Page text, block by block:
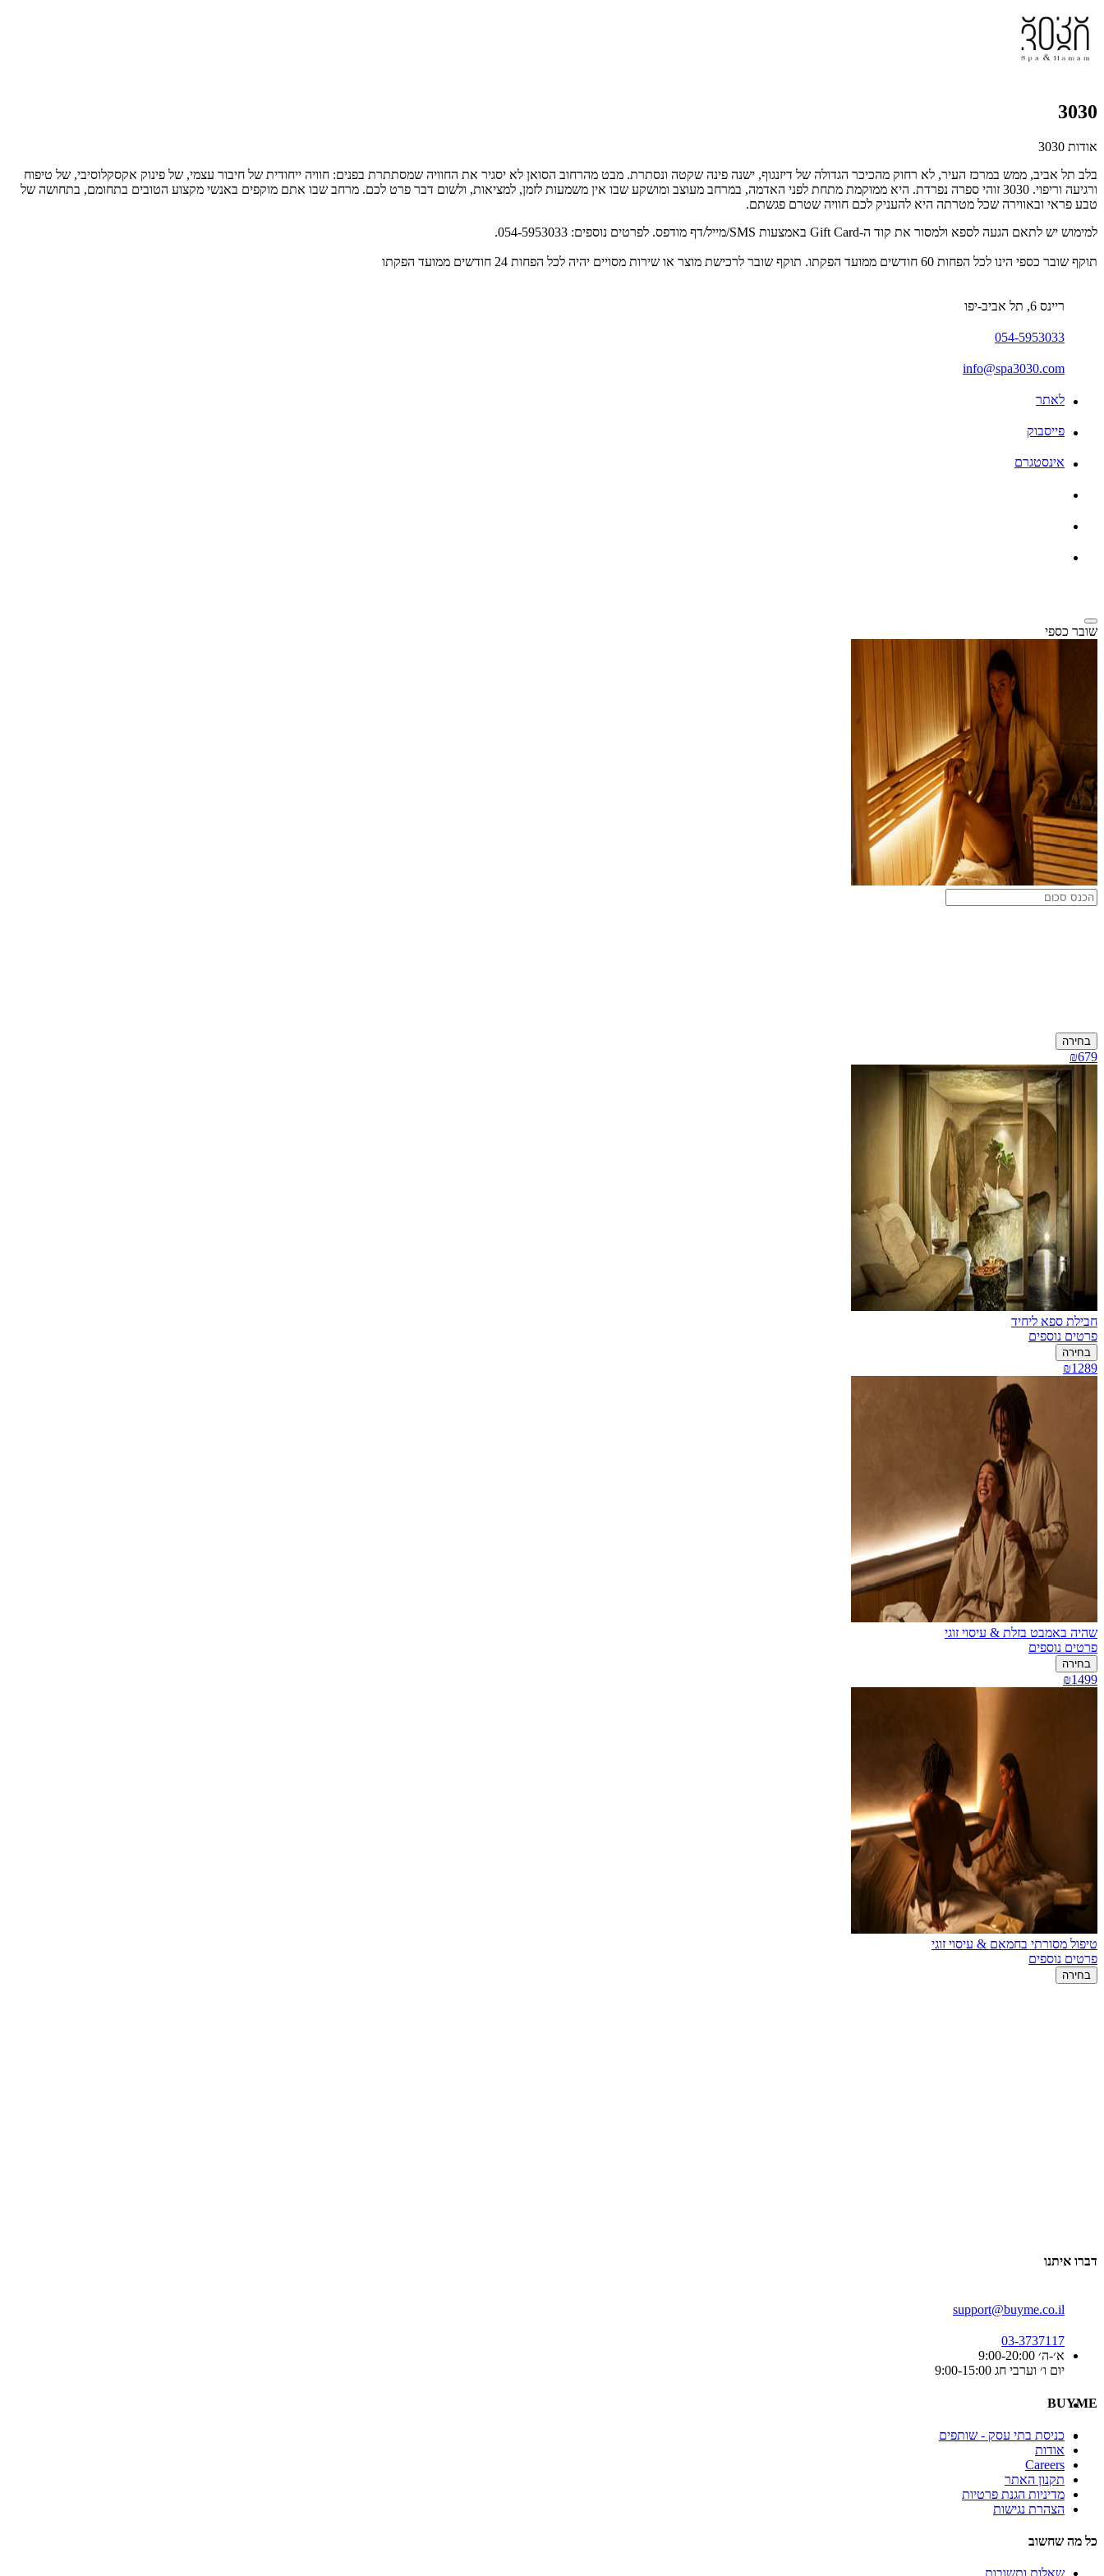
3030
אודות 3030
בלב תל אביב, ממש במרכז העיר, לא רחוק מהכיכר הגדולה של דיזנגוף, ישנה פינה שקטה ונסתרת. מבט מהרחוב הסואן לא יסגיר את החוויה שמסתתרת בפנים: חוויה ייחודית של חיבור עצמי, של פינוק אקסקלוסיבי, של טיפוח
ורגיעה וריפוי. 3030 זוהי ספרה נפרדת. היא ממוקמת מתחת לפני האדמה, במרחב מעוצב ומושקע שבו אין משמעות לזמן, למציאות, ולשום דבר פרט לכם. מרחב שבו אתם מוקפים באנשי מקצוע הטובים בתחומם, בתחושה של
טבע פראי ובאווירה שכל מטרתה היא להעניק לכם חוויה שטרם פגשתם.
למימוש יש לתאם הגעה לספא ולמסור את קוד ה-Gift Card באמצעות SMS/מייל/דף מודפס. לפרטים נוספים: 054-5953033.
תוקף שובר כספי הינו לכל הפחות 60 חודשים ממועד הפקתו. תוקף שובר לרכישת מוצר או שירות מסויים יהיה לכל הפחות 24 חודשים ממועד הפקתו
ריינס 6, תל אביב-יפו
054-5953033
info@spa3030.com
לאתר
פייסבוק
אינסטגרם
שובר כספי
בחירה
₪679
חבילת ספא ליחיד
פרטים נוספים
בחירה
₪1289
שהיה באמבט בזלת & עיסוי זוגי
פרטים נוספים
בחירה
₪1499
טיפול מסורתי בחמאם & עיסוי זוגי
פרטים נוספים
בחירה
דברו איתנו
support@buyme.co.il
03-3737117
א׳-ה׳ 9:00-20:00
יום ו׳ וערבי חג 9:00-15:00
BUYME
כניסת בתי עסק - שותפים
אודות
Careers
תקנון האתר
מדיניות הגנת פרטיות
הצהרת נגישות
כל מה שחשוב